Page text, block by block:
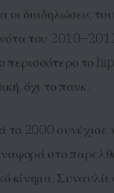
οι διαδηλώσεις
του
περισσότερο το
όχι το πανκ.
το 2000 συνέχισε
στο
κίνημα.